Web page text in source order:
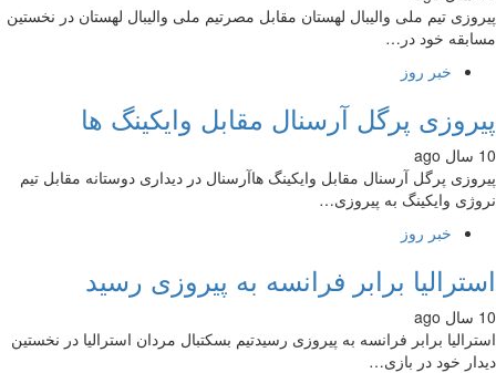
تیم ملی والیبال لهستان مقابل مصرتیم ملی والیبال لهستان در نخستین
خود در…
خبر روز
پرگل آرسنال مقابل وایکینگ ها
پرگل آرسنال مقابل وایکینگ هاآرسنال در دیداری دوستانه مقابل تیم
وایکینگ به پیروزی…
خبر روز
برابر فرانسه به پیروزی رسید
برابر فرانسه به پیروزی رسیدتیم بسکتبال مردان استرالیا در نخستین
خود در بازی…